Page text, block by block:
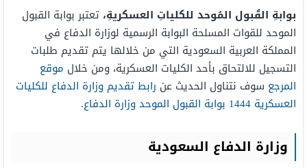
بوابةِ القُبول المُوحد للكلياتِ العسكريةِ، تعتبر بوابة القبول
الموحد للقوات المسلحة البوابة الرسمية لوزارة الدفاع في
المملكة العربية السعودية التي من خلالها يتم تقديم طلبات
التسجيل للالتحاق بأحد الكليات العسكرية، ومن خلال موقع
المرجع سوف نتناول الحديث عن رابط تقديم وزارة الدفاع للكليات
العسكرية 1444 بوابة القبول الموحد وزارة الدفاع
.
وزارة الدفاع السعودية